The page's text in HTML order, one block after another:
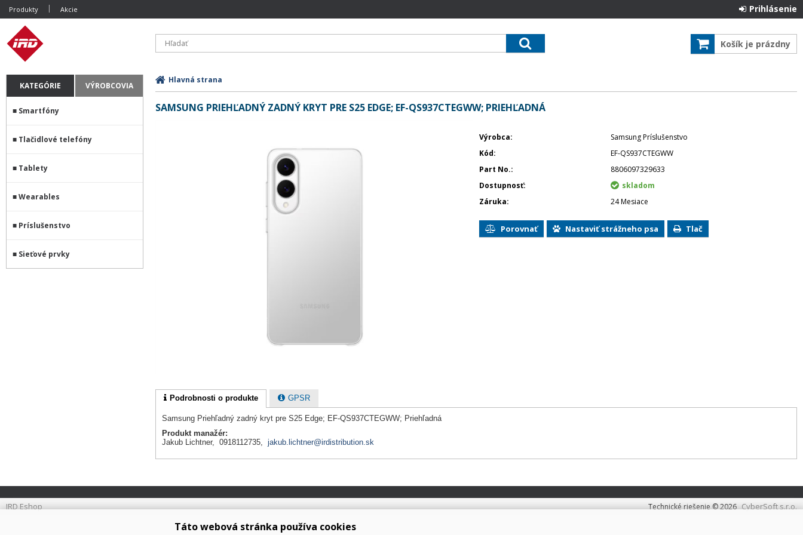
Produkty Akcie Prihlásenie
Košík je prázdny
KATEGÓRIE VÝROBCOVIA
Smartfóny
Tlačidlové telefóny
Tablety
Wearables
Príslušenstvo
Sieťové prvky
Hlavná strana
SAMSUNG PRIEHĽADNÝ ZADNÝ KRYT PRE S25 EDGE; EF-QS937CTEGWW; PRIEHĽADNÁ
Výrobca
Samsung Príslušenstvo
Kód
EF-QS937CTEGWW
Part No.
8806097329633
Dostupnosť
skladom
Záruka
24 Mesiace
Porovnať Nastaviť strážneho psa Tlač
Podrobnosti o produkte GPSR
Samsung Priehľadný zadný kryt pre S25 Edge; EF-QS937CTEGWW; Priehľadná
Produkt manažér:
Jakub Lichtner, 0918112735, jakub.lichtner@irdistribution.sk
IRD Eshop Technické riešenie © 2026 CyberSoft s.r.o.
Táto webová stránka používa cookies